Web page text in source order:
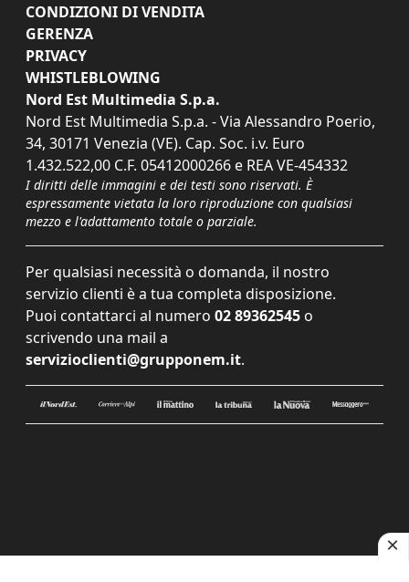
CONDIZIONI DI VENDITA
GERENZA
PRIVACY
WHISTLEBLOWING
Nord Est Multimedia S.p.a.
Nord Est Multimedia S.p.a. - Via Alessandro Poerio,
34, 30171 Venezia (VE). Cap. Soc. i.v. Euro
1.432.522,00 C.F. 05412000266 e REA VE-454332
I diritti delle immagini e dei testi sono riservati. È
espressamente vietata la loro riproduzione con qualsiasi
mezzo e l'adattamento totale o parziale.
Per qualsiasi necessità o domanda, il nostro
servizio clienti è a tua completa disposizione.
Puoi contattarci al numero 02 89362545 o
scrivendo una mail a
servizioclienti@grupponem.it.